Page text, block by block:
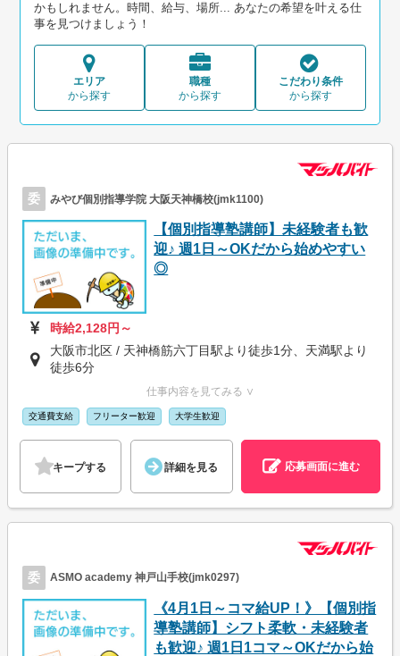
かもしれません。時間、給与、場所... あなたの希望を叶える仕
事を見つけましょう！
エリア
から探す
職種
から探す
こだわり条件
から探す
委 みやび個別指導学院 大阪天神橋校(jmk1100)
【個別指導塾講師】未経験者も歓
迎♪ 週1日～OKだから始めやすい
◎
時給2,128円～
大阪市北区 / 天神橋筋六丁目駅より徒歩1分、天満駅より
徒歩6分
仕事内容を見てみる ∨
交通費支給 フリーター歓迎 大学生歓迎
キープする 詳細を見る 応募画面に進む
委 ASMO academy 神戸山手校(jmk0297)
《4月1日～コマ給UP！》【個別指
導塾講師】シフト柔軟・未経験者
も歓迎♪ 週1日1コマ～OKだから始